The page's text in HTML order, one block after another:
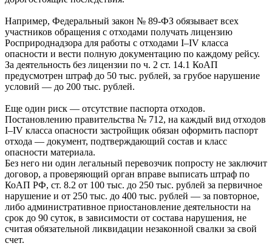
Например, Федеральный закон № 89-ФЗ обязывает всех
участников обращения с отходами получать лицензию
Росприроднадзора для работы с отходами I–IV класса
опасности и вести полную документацию по каждому рейсу.
За деятельность без лицензии по ч. 2 ст. 14.1 КоАП
предусмотрен штраф до 50 тыс. рублей, за грубое нарушение
условий — до 200 тыс. рублей.
Еще один риск — отсутствие паспорта отходов.
Постановлению правительства № 712, на каждый вид отходов
I–IV класса опасности застройщик обязан оформить паспорт
отхода — документ, подтверждающий состав и класс
опасности материала.
Без него ни один легальный перевозчик попросту не заключит
договор, а проверяющий орган вправе выписать штраф по
КоАП РФ, ст. 8.2 от 100 тыс. до 250 тыс. рублей за первичное
нарушение и от 250 тыс. до 400 тыс. рублей — за повторное,
либо административное приостановление деятельности на
срок до 90 суток, в зависимости от состава нарушения, не
считая обязательной ликвидации незаконной свалки за свой
счет.